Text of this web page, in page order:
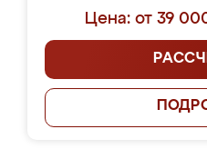
Цена: от 39